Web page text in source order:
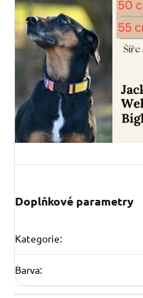
Doplňkové parametry
Kategorie:
Barva: